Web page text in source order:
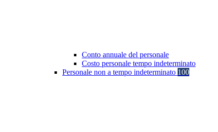
Conto annuale del personale
Costo personale tempo indeterminato
Personale non a tempo indeterminato 100